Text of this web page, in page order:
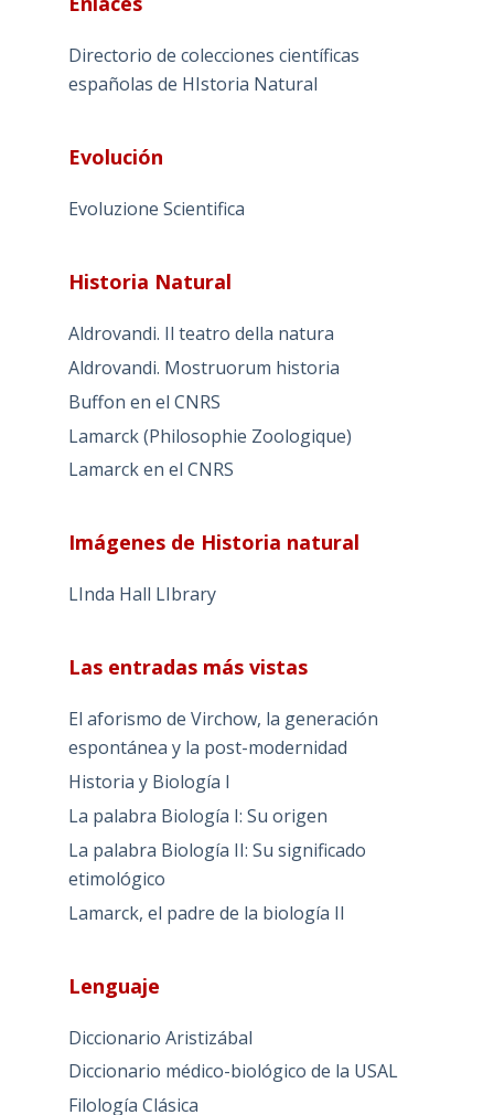
Directorio de colecciones científicas
españolas de HIstoria Natural
Evolución
Evoluzione Scientifica
Historia Natural
Aldrovandi. Il teatro della natura
Aldrovandi. Mostruorum historia
Buffon en el CNRS
Lamarck (Philosophie Zoologique)
Lamarck en el CNRS
Imágenes de Historia natural
LInda Hall LIbrary
Las entradas más vistas
El aforismo de Virchow, la generación
espontánea y la post-modernidad
Historia y Biología I
La palabra Biología I: Su origen
La palabra Biología II: Su significado
etimológico
Lamarck, el padre de la biología II
Lenguaje
Diccionario Aristizábal
Diccionario médico-biológico de la USAL
Filología Clásica